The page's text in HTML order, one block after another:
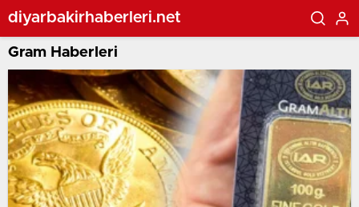
diyarbakirhaberleri.net
Gram Haberleri